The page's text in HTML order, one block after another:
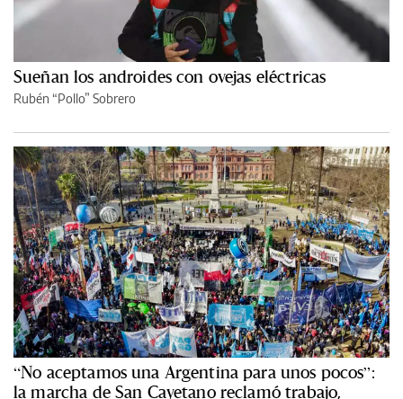
Sueñan los androides con ovejas eléctricas
Rubén “Pollo” Sobrero
“No aceptamos una Argentina para unos pocos”:
la marcha de San Cayetano reclamó trabajo,